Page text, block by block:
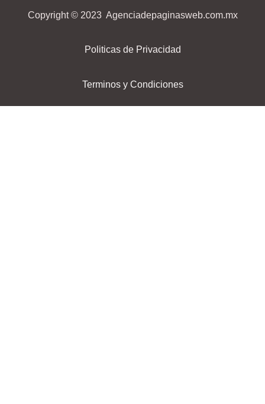
Copyright © 2023 Agenciadepaginasweb.com.mx
Politicas de Privacidad
Terminos y Condiciones